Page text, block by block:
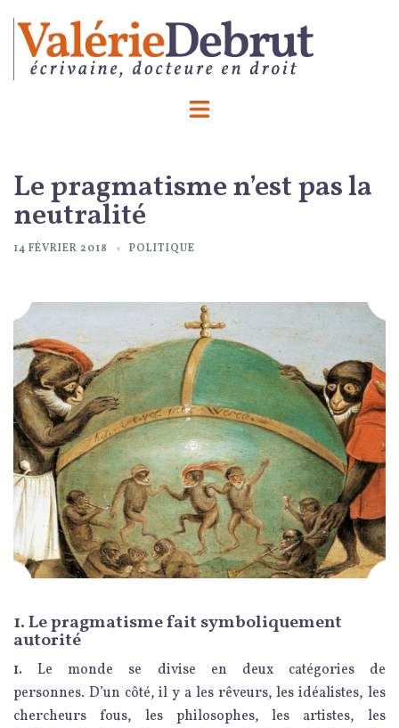
contenu
Ouvrir/fermer
Le pragmatisme n’est pas la
neutralité
14 FÉVRIER 2018 POLITIQUE
1. Le pragmatisme fait symboliquement
autorité
1.Le monde se divise en deux catégories de
personnes. D’un côté, il y a les rêveurs, les idéalistes, les
chercheurs fous, les philosophes, les artistes, les